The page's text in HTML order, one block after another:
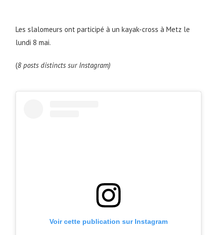
Les slalomeurs ont participé à un kayak-cross à Metz le
lundi 8 mai.
(8 posts distincts sur Instagram)
Voir cette publication sur Instagram